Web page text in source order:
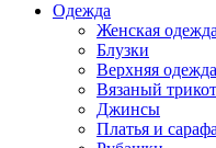
Одежда
Женская одежда
Блузки
Верхняя одежда
Вязаный
Джинсы
Платья и